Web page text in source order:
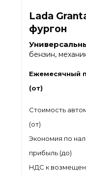
Lada
фургон
бензин,
Ежемесячный
(от)
Стоимость
(от)
Экономия по
прибыль (до)
НДС к